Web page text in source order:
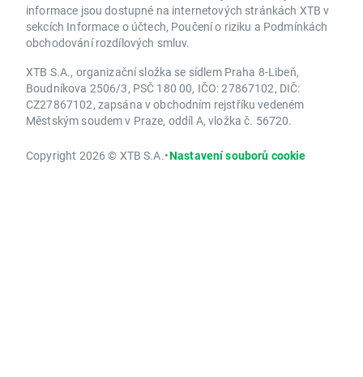
informace jsou dostupné na internetových stránkách XTB v
sekcích Informace o účtech, Poučení o riziku a Podmínkách
obchodování rozdílových smluv.
XTB S.A., organizační složka se sídlem Praha 8-Libeň,
Boudníkova 2506/3, PSČ 180 00, IČO: 27867102, DIČ:
CZ27867102, zapsána v obchodním rejstříku vedeném
Městským soudem v Praze, oddíl A, vložka č. 56720.
Copyright 2026 © XTB S.A.•Nastavení souborů cookie